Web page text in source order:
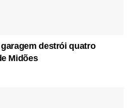
destrói quatro
Midões